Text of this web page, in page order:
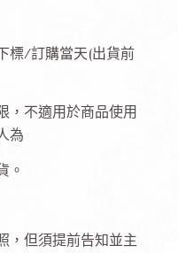
標/訂購當天(出貨前
，不適用於商品使用
為
。
，但須提前告知並主